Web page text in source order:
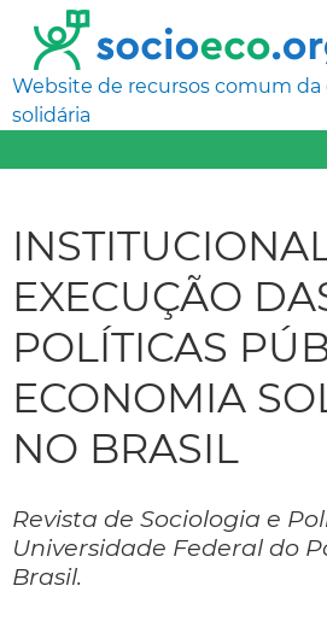
Website de recursos comum da
solidária
EXECUÇÃO
POLÍTICAS
ECONOMIA
NO BRASIL
Revista de Sociologia e
Universidade Federal do
Brasil.